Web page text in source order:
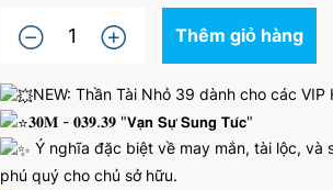
Thêm giỏ hàng
NEW: Thần Tài Nhỏ 39 dành cho các VIP
𝟑𝟎𝐌 - 𝟎𝟑𝟗.𝟑𝟗 "𝗩𝗮̣𝗻 𝗦𝘂̛̣ 𝗦𝘂𝗻𝗴 𝗧𝘂́𝗰"
Ý nghĩa đặc biệt về may mắn, tài lộc,
phú quý cho chủ sở hữu.